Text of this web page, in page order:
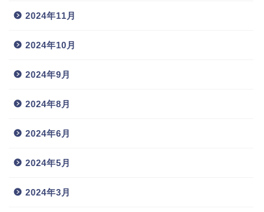
2024年11月
2024年10月
2024年9月
2024年8月
2024年6月
2024年5月
2024年3月